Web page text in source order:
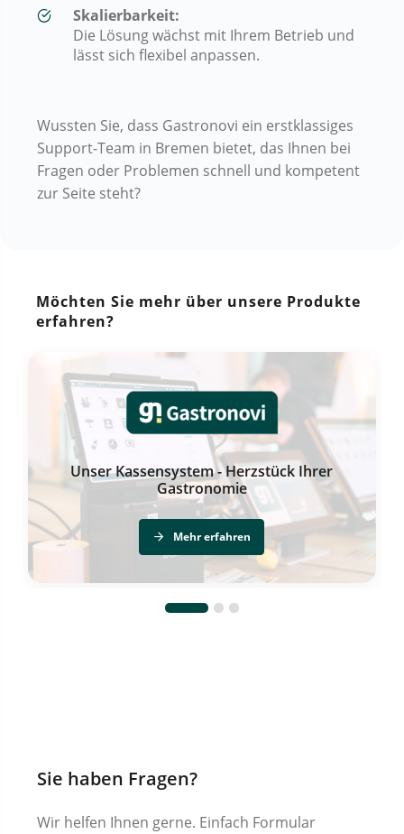
Skalierbarkeit:
Die Lösung wächst mit Ihrem Betrieb und
lässt sich flexibel anpassen.
Wussten Sie, dass Gastronovi ein erstklassiges
Support-Team in Bremen bietet, das Ihnen bei
Fragen oder Problemen schnell und kompetent
zur Seite steht?
Möchten Sie mehr über unsere Produkte
erfahren?
Unser Kassensystem - Herzstück Ihrer
Gastronomie
Mehr erfahren
Sie haben Fragen?
Wir helfen Ihnen gerne. Einfach Formular